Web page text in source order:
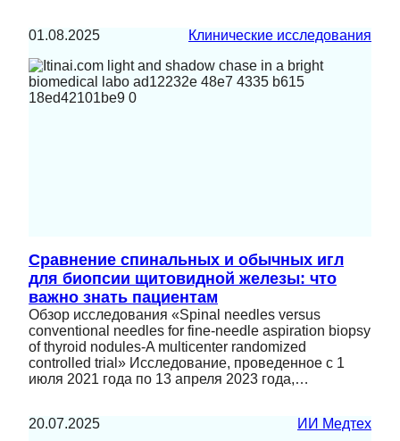
01.08.2025 Клинические исследования
Сравнение спинальных и обычных игл
для биопсии щитовидной железы: что
важно знать пациентам
Обзор исследования «Spinal needles versus
conventional needles for fine-needle aspiration biopsy
of thyroid nodules-A multicenter randomized
controlled trial» Исследование, проведенное с 1
июля 2021 года по 13 апреля 2023 года,…
20.07.2025 ИИ Медтех